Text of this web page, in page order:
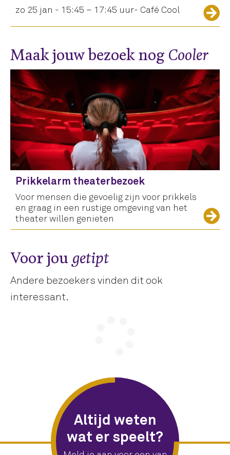
zo 25 jan - 15:45 – 17:45 uur- Café Cool
Maak jouw bezoek nog Cooler
Prikkelarm theaterbezoek
Voor mensen die gevoelig zijn voor prikkels
en graag in een rustige omgeving van het
theater willen genieten
Voor jou getipt
Andere bezoekers vinden dit ook
interessant.
Altijd weten
wat er speelt?